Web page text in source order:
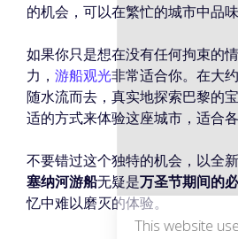
This website uses
We use cookies and your personal data to
enhance your browsing experience,
measure our audience, and personalize
can accept, reject or manage your
的机会，可以在繁忙的城市中品味
如果你只是想在没有任何拘束的
力， 游船观光非常适合你。在大
随水流而去，真实地探索巴黎的
适的方式来体验这座城市，适合各
不要错过这个独特的机会，以全
塞纳河游船无疑是万圣节期间的
忆中难以磨灭的体验。